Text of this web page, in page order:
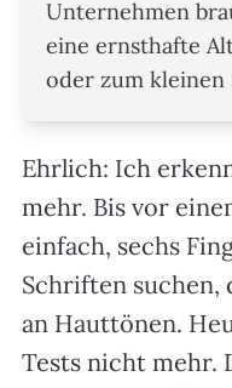
Unternehmen
eine ernsthafte
oder zum kleinen
Ehrlich: Ich
mehr. Bis vor
einfach, sechs
Schriften
an Hauttönen.
Tests nicht mehr.